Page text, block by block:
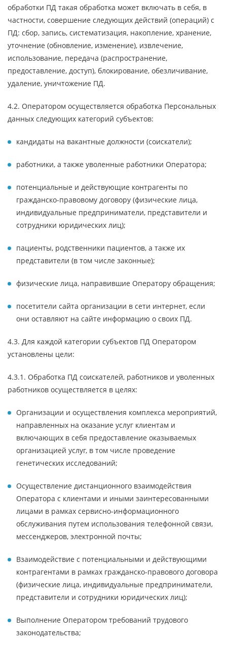
обработки ПД такая обработка может включать в себя, в
частности, совершение следующих действий (операций) с
ПД: сбор, запись, систематизация, накопление, хранение,
уточнение (обновление, изменение), извлечение,
использование, передача (распространение,
предоставление, доступ), блокирование, обезличивание,
удаление, уничтожение ПД.
4.2. Оператором осуществляется обработка Персональных
данных следующих категорий субъектов:
кандидаты на вакантные должности (соискатели);
работники, а также уволенные работники Оператора;
потенциальные и действующие контрагенты по
гражданско-правовому договору (физические лица,
индивидуальные предприниматели, представители и
сотрудники юридических лиц);
пациенты, родственники пациентов, а также их
представители (в том числе законные);
физические лица, направившие Оператору обращения;
посетители сайта организации в сети интернет, если
они оставляют на сайте информацию о своих ПД.
4.3. Для каждой категории субъектов ПД Оператором
установлены цели:
4.3.1. Обработка ПД соискателей, работников и уволенных
работников осуществляется в целях:
Организации и осуществления комплекса мероприятий,
направленных на оказание услуг клиентам и
включающих в себя предоставление оказываемых
организацией услуг, в том числе проведение
генетических исследований;
Осуществление дистанционного взаимодействия
Оператора с клиентами и иными заинтересованными
лицами в рамках сервисно-информационного
обслуживания путем использования телефонной связи,
мессенджеров, электронной почты;
Взаимодействие с потенциальными и действующими
контрагентами в рамках гражданско-правового договора
(физические лица, индивидуальные предприниматели,
представители и сотрудники юридических лиц);
Выполнение Оператором требований трудового
законодательства;